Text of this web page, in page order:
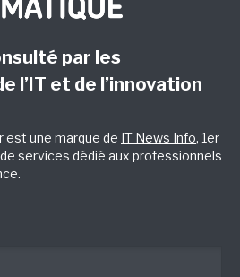
par les
l’IT et de l’innovation
une marque de IT News Info, 1er
services dédié aux professionnels